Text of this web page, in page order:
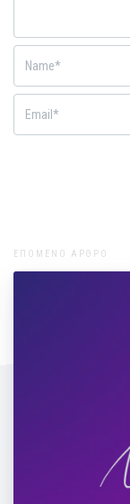
ΕΠΟΜΕΝΟ ΑΡΘΡΟ